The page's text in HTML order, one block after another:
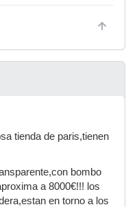
tienda de paris,tienen
bombo
a 8000€!!! los
en torno a los